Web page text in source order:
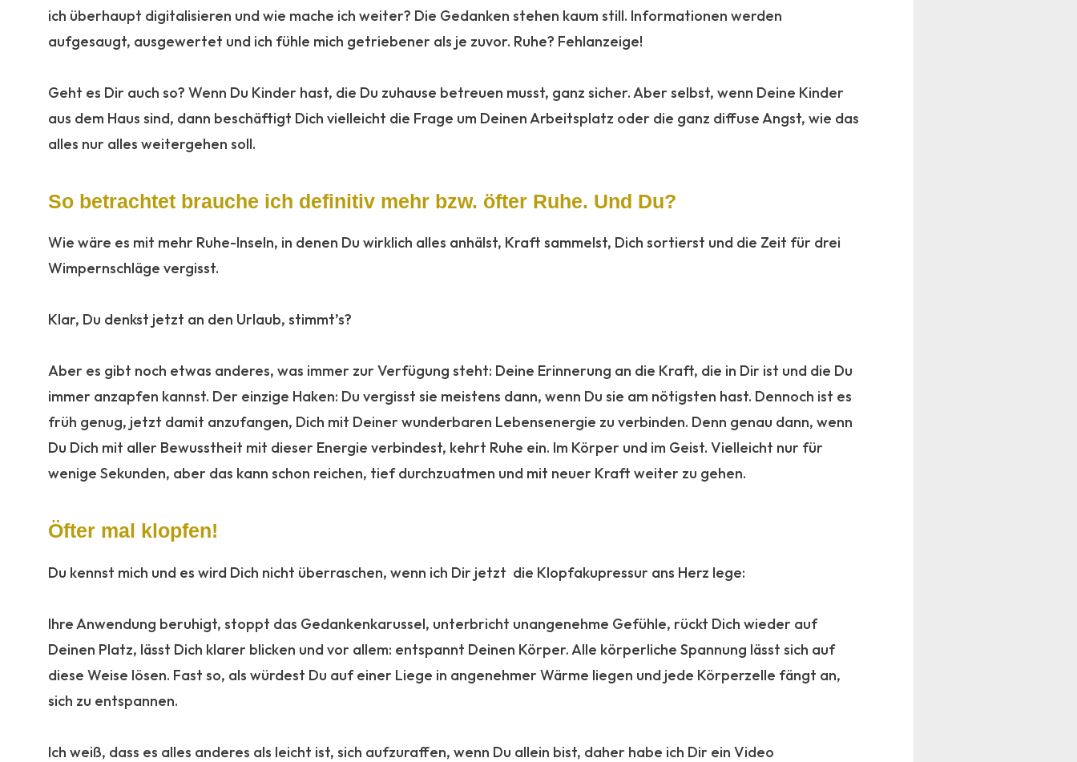
ich überhaupt digitalisieren und wie mache ich weiter? Die Gedanken stehen kaum still. Informationen werden
aufgesaugt, ausgewertet und ich fühle mich getriebener als je zuvor. Ruhe? Fehlanzeige!
Geht es Dir auch so? Wenn Du Kinder hast, die Du zuhause betreuen musst, ganz sicher. Aber selbst, wenn Deine Kinder
aus dem Haus sind, dann beschäftigt Dich vielleicht die Frage um Deinen Arbeitsplatz oder die ganz diffuse Angst, wie das
alles nur alles weitergehen soll.
So betrachtet brauche ich definitiv mehr bzw. öfter Ruhe. Und Du?
Wie wäre es mit mehr Ruhe-Inseln, in denen Du wirklich alles anhälst, Kraft sammelst, Dich sortierst und die Zeit für drei
Wimpernschläge vergisst.
Klar, Du denkst jetzt an den Urlaub, stimmt’s?
Aber es gibt noch etwas anderes, was immer zur Verfügung steht: Deine Erinnerung an die Kraft, die in Dir ist und die Du
immer anzapfen kannst. Der einzige Haken: Du vergisst sie meistens dann, wenn Du sie am nötigsten hast. Dennoch ist es
früh genug, jetzt damit anzufangen, Dich mit Deiner wunderbaren Lebensenergie zu verbinden. Denn genau dann, wenn
Du Dich mit aller Bewusstheit mit dieser Energie verbindest, kehrt Ruhe ein. Im Körper und im Geist. Vielleicht nur für
wenige Sekunden, aber das kann schon reichen, tief durchzuatmen und mit neuer Kraft weiter zu gehen.
Öfter mal klopfen!
Du kennst mich und es wird Dich nicht überraschen, wenn ich Dir jetzt die Klopfakupressur ans Herz lege:
Ihre Anwendung beruhigt, stoppt das Gedankenkarussel, unterbricht unangenehme Gefühle, rückt Dich wieder auf
Deinen Platz, lässt Dich klarer blicken und vor allem: entspannt Deinen Körper. Alle körperliche Spannung lässt sich auf
diese Weise lösen. Fast so, als würdest Du auf einer Liege in angenehmer Wärme liegen und jede Körperzelle fängt an,
sich zu entspannen.
Ich weiß, dass es alles anderes als leicht ist, sich aufzuraffen, wenn Du allein bist, daher habe ich Dir ein Video